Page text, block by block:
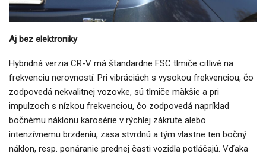
Aj bez elektroniky
Hybridná verzia CR-V má štandardne FSC tlmiče citlivé na
frekvenciu nerovností. Pri vibráciách s vysokou frekvenciou, čo
zodpovedá nekvalitnej vozovke, sú tlmiče mäkšie a pri
impulzoch s nízkou frekvenciou, čo zodpovedá napríklad
bočnému náklonu karosérie v rýchlej zákrute alebo
intenzívnemu brzdeniu, zasa stvrdnú a tým vlastne ten bočný
náklon, resp. ponáranie prednej časti vozidla potláčajú. Vďaka